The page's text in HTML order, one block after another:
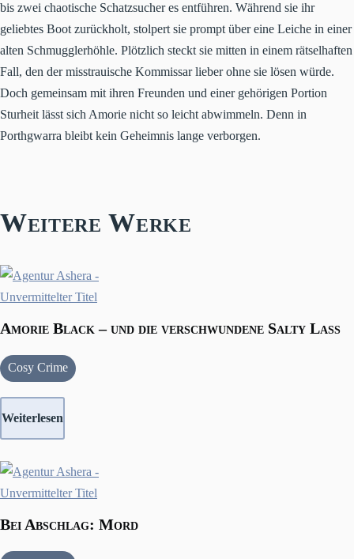
bis zwei chaotische Schatzsucher es entführen. Während sie ihr
geliebtes Boot zurückholt, stolpert sie prompt über eine Leiche in einer
alten Schmugglerhöhle. Plötzlich steckt sie mitten in einem rätselhaften
Fall, den der misstrauische Kommissar lieber ohne sie lösen würde.
Doch gemeinsam mit ihren Freunden und einer gehörigen Portion
Sturheit lässt sich Amorie nicht so leicht abwimmeln. Denn in
Porthgwarra bleibt kein Geheimnis lange verborgen.
Weitere Werke
Amorie Black – und die verschwundene Salty Lass
Cosy Crime
Weiterlesen
Bei Abschlag: Mord